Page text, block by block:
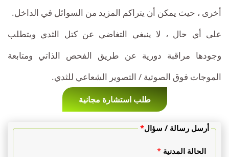
أخرى ، حيث يمكن أن يتراكم المزيد من السوائل في الداخل.
على أي حال ، لا ينبغي التغاضي عن كتل الثدي ويتطلب
وجودها مراقبة دورية عن طريق الفحص الذاتي ومتابعة
الموجات فوق الصوتية / التصوير الشعاعي للثدي.
طلب استشارة مجانية
أرسل رسالة / سؤال*
الحالة المدنية*